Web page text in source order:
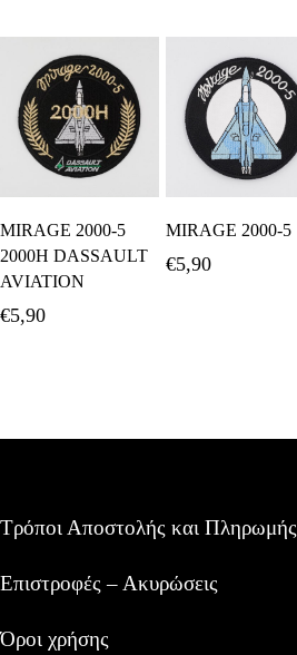
Περισσότερα
MIRAGE 2000-5
2000H DASSAULT
AVIATION
€5,90
MIRAGE 2000-5
€5,90
Τρόποι Αποστολής και Πληρωμής
Επιστροφές – Ακυρώσεις
Όροι χρήσης